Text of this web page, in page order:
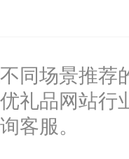
同场景推荐
礼品网站行
客服。